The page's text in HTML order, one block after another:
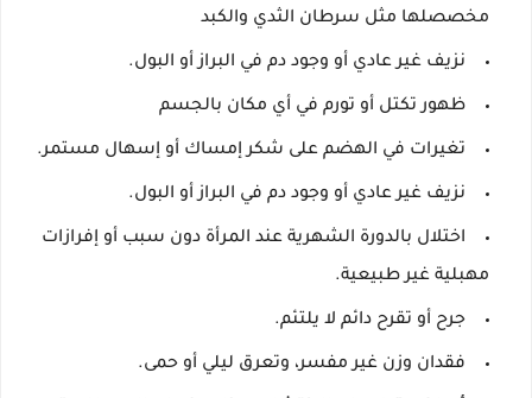
مخصصلها مثل سرطان الثدي والكبد
نزيف غير عادي أو وجود دم في البراز أو البول.
ظهور تكتل أو تورم في أي مكان بالجسم
تغيرات في الهضم على شكر إمساك أو إسهال مستمر.
نزيف غير عادي أو وجود دم في البراز أو البول.
اختلال بالدورة الشهرية عند المرأة دون سبب أو إفرازات
مهبلية غير طبيعية.
جرح أو تقرح دائم لا يلتئم.
فقدان وزن غير مفسر، وتعرق ليلي أو حمى.